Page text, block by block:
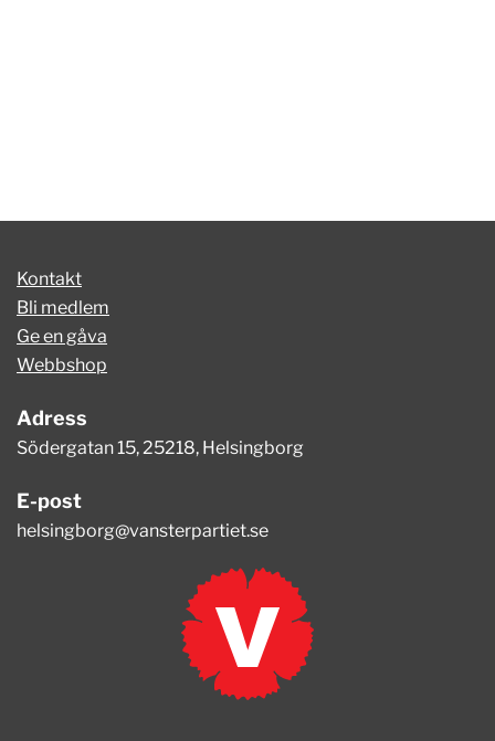
Kontakt
Bli medlem
Ge en gåva
Webbshop
Adress
Södergatan 15, 25218, Helsingborg
E-post
helsingborg@vansterpartiet.se